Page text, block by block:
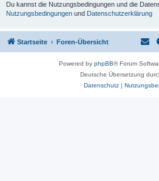
Du kannst die Nutzungsbedingungen und die
Nutzungsbedingungen und Datenschutzerklärung
Startseite Foren-Übersicht
Powered by phpBB® Forum
Deutsche Übersetzung
Datenschutz|